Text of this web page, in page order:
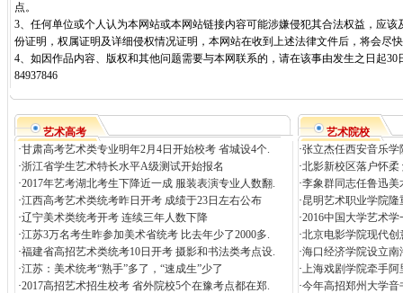
点。
3、任何单位或个人认为本网站或本网站链接内容可能涉嫌侵犯其合法权益，应
份证明，权属证明及详细侵权情况证明，本网站在收到上述法律文件后，将会尽
4、如因作品内容、版权和其他问题需要与本网联系的，请在该事由发生之日起30
84937846
艺术高考
·甘肃高考艺术类专业明年2月4日开始校考 省城设4个.
·浙江省学生艺术特长水平A级测试开始报名
·2017年艺考湖北考生下降近一成 服装表演专业人数翻.
·江西高考艺术类统考昨日开考 成绩于23日左右公布
·辽宁美术类统考开考 连续三年人数下降
·江苏3万名考生昨参加美术省统考 比去年少了2000多.
·福建省高招艺术类统考10日开考 摄影和书法类考点设.
·江苏：美术统考“熟手”多了，“速成生”少了
·2017高招艺术招生校考 省外院校5个在豫考点都在郑.
艺术院校
·张立杰任西安音乐
·北影新校区落户怀
·李象群同志任鲁迅美
·昆明艺术职业学院
·2016中国大学艺术
·北京电影学院现代
·海口经济学院设立南
·上海戏剧学院牵手
·今年高招郑州大学